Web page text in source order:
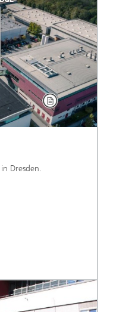
Dresden.